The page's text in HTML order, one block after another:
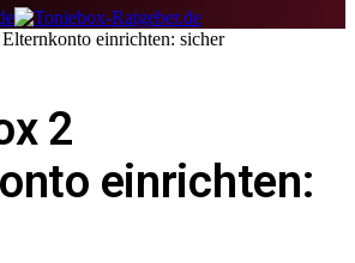
einrichten: sicher
2
einrichten: